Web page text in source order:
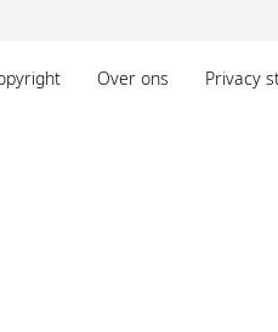
Over ons Privacy